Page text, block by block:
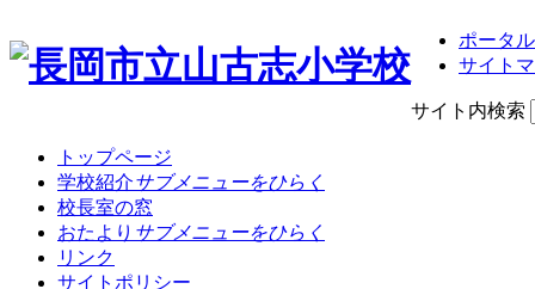
ポータ
サイト
サイト内検索
トップページ
学校紹介サブメニューをひらく
校長室の窓
おたより サブメニューをひらく
リンク
サイトポリシー